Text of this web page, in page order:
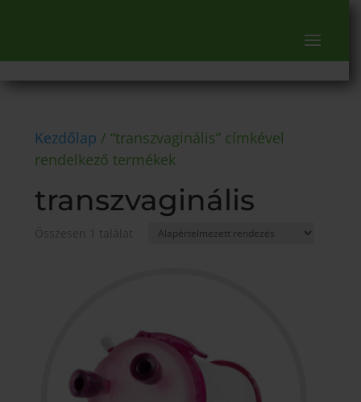
Kezdőlap / “transzvaginális” címkével
rendelkező termékek
transzvaginális
Összesen 1 találat